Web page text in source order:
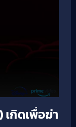
เกิดเพื่อฆ่า